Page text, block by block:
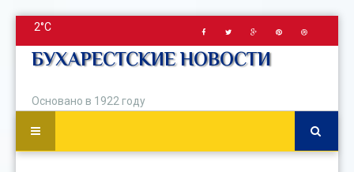
2°C
БУХАРЕСТСКИЕ НОВОСТИ
Основано в 1922 году